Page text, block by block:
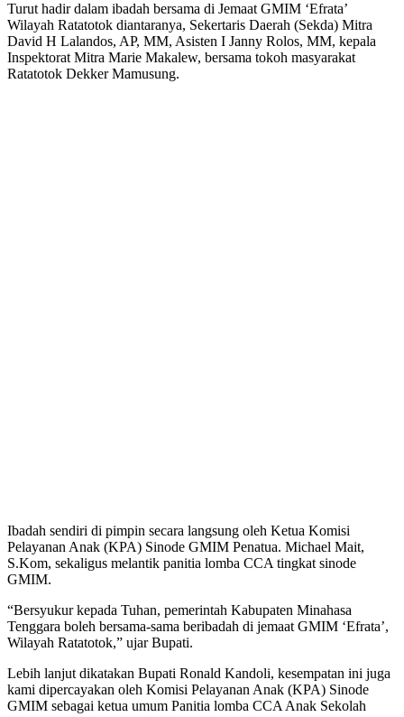
Turut hadir dalam ibadah bersama di Jemaat GMIM ‘Efrata’
Wilayah Ratatotok diantaranya, Sekertaris Daerah (Sekda) Mitra
David H Lalandos, AP, MM, Asisten I Janny Rolos, MM, kepala
Inspektorat Mitra Marie Makalew, bersama tokoh masyarakat
Ratatotok Dekker Mamusung.
Ibadah sendiri di pimpin secara langsung oleh Ketua Komisi
Pelayanan Anak (KPA) Sinode GMIM Penatua. Michael Mait,
S.Kom, sekaligus melantik panitia lomba CCA tingkat sinode
GMIM.
“Bersyukur kepada Tuhan, pemerintah Kabupaten Minahasa
Tenggara boleh bersama-sama beribadah di jemaat GMIM ‘Efrata’,
Wilayah Ratatotok,” ujar Bupati.
Lebih lanjut dikatakan Bupati Ronald Kandoli, kesempatan ini juga
kami dipercayakan oleh Komisi Pelayanan Anak (KPA) Sinode
GMIM sebagai ketua umum Panitia lomba CCA Anak Sekolah